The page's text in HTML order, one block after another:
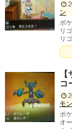
ン
ポ
リ
リ
コ
モ
ポ
オ